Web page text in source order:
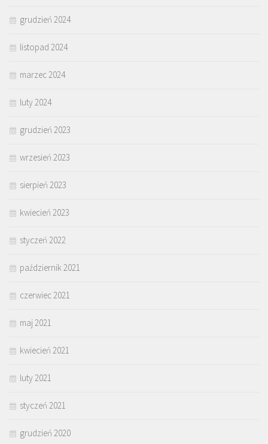
grudzień 2024
listopad 2024
marzec 2024
luty 2024
grudzień 2023
wrzesień 2023
sierpień 2023
kwiecień 2023
styczeń 2022
październik 2021
czerwiec 2021
maj 2021
kwiecień 2021
luty 2021
styczeń 2021
grudzień 2020